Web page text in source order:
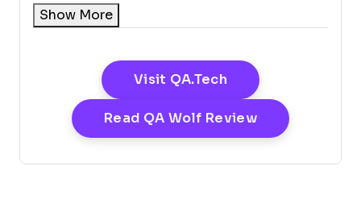
Show More
Visit QA.tech Opens New
Read QA Wolf ReviewOpens New